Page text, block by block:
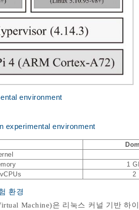
environment
experimental environment
1
2
환경
Machine)은 리눅스 커널 기반 하